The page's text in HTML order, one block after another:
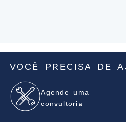
VOCÊ PRECISA DE
Agende uma
consultoria